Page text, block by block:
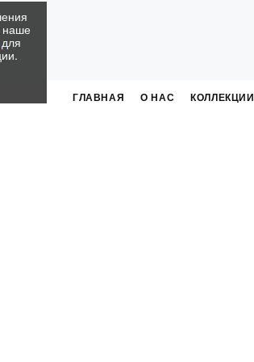
ГЛАВНАЯ О НАС КОЛЛЕКЦИИ
наше
для